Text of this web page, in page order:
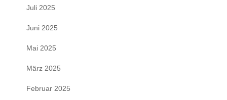
Juli 2025
Juni 2025
Mai 2025
März 2025
Februar 2025